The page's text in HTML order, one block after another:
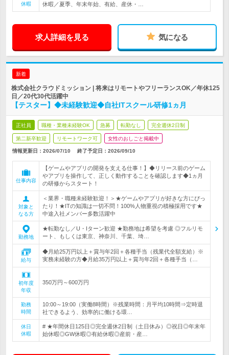
休暇
休暇／夏季、年末年始、有給、産休・…
求人詳細を見る 気になる
新着
株式会社クラウドミッション | 将来はリモートやフリーランスOK／年休125
日／20代30代活躍中
【テスター】◆未経験歓迎◆自社ITスクール研修1ヵ月
正社員 職種・業種未経験OK 急募 転勤なし 完全週休2日制
第二新卒歓迎 リモートワーク可 女性のおしごと掲載中
情報更新日：2026/07/10 終了予定日： 2026/09/10
仕事内容
【ゲームやアプリの開発を支える仕事！】◆リリース前のゲーム
やアプリを操作して、正しく動作することを確認します◆1ヵ月
の研修からスタート！
対象と
なる方
＜業界・職種未経験歓迎！＞★ゲームやアプリが好きな方にぴっ
たり！★ITの知識は一切不問！100%人物重視の積極採用です★
中途入社メンバー多数活躍中
勤務地
★転勤なし／U・Iターン歓迎 ★勤務地は希望を考慮 ◎フルリモ
ート、もしくは東京、神奈川、千葉、埼…
給与
◆月給25万円以上＋賞与年2回＋各種手当（残業代全額支給）※
実務未経験の方◆月給35万円以上＋賞与年2回＋各種手当（…
初年度
年収
350万円～600万円
勤務
時間
10:00～19:00（実働8時間）※残業時間：月平均10時間⇒定時退
社できるよう、効率的に働ける環…
休日
休暇
# ★年間休日125日◎完全週休2日制（土日休み）◎祝日◎年末年
始休暇◎GW休暇◎有給休暇◎産前・産…